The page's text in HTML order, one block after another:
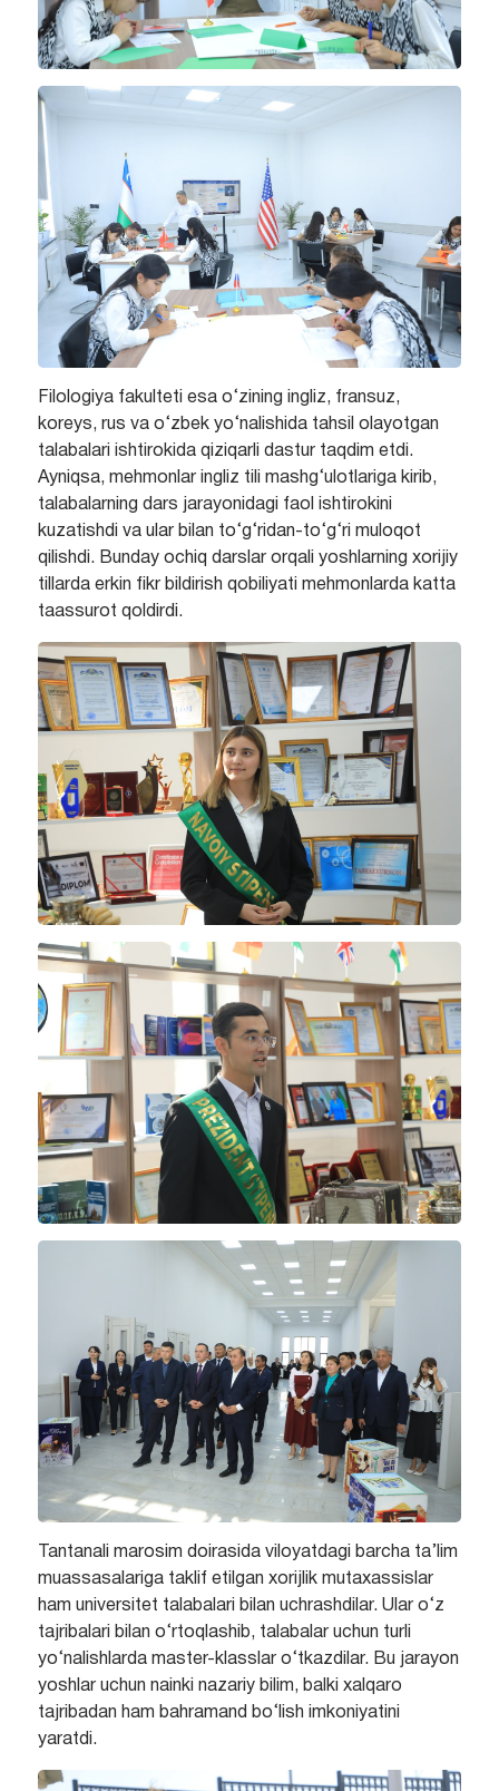
Filologiya fakulteti esa o‘zining ingliz, fransuz,
koreys, rus va o‘zbek yo‘nalishida tahsil olayotgan
talabalari ishtirokida qiziqarli dastur taqdim etdi.
Ayniqsa, mehmonlar ingliz tili mashg‘ulotlariga kirib,
talabalarning dars jarayonidagi faol ishtirokini
kuzatishdi va ular bilan to‘g‘ridan-to‘g‘ri muloqot
qilishdi. Bunday ochiq darslar orqali yoshlarning xorijiy
tillarda erkin fikr bildirish qobiliyati mehmonlarda katta
taassurot qoldirdi.
Tantanali marosim doirasida viloyatdagi barcha ta’lim
muassasalariga taklif etilgan xorijlik mutaxassislar
ham universitet talabalari bilan uchrashdilar. Ular o‘z
tajribalari bilan o‘rtoqlashib, talabalar uchun turli
yo‘nalishlarda master-klasslar o‘tkazdilar. Bu jarayon
yoshlar uchun nainki nazariy bilim, balki xalqaro
tajribadan ham bahramand bo‘lish imkoniyatini
yaratdi.